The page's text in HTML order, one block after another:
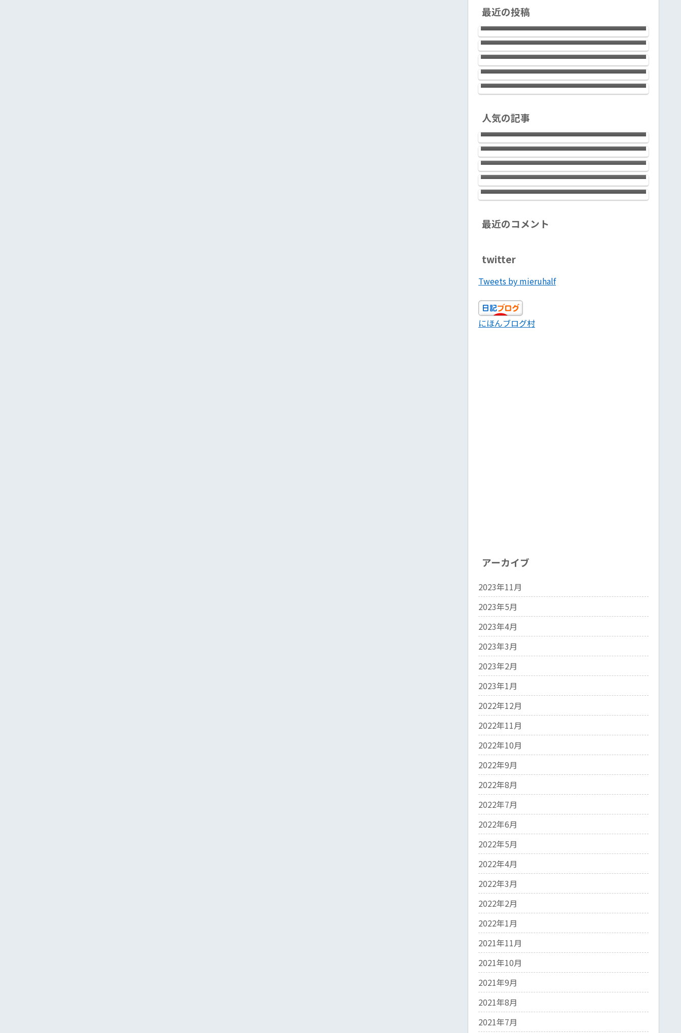
最近の投稿
2023年時点で、アフィリエイトで成
果を出すには過去の成功体験がむし
ろ邪魔くさくなる件
ば浩気鍼灸治療院でOK！60分6,000
円の予約制。
テーラワーダ仏教協会の稲取合宿１
回目の感想など
LAVIE Direct NEXTREME
Carbon（2022年春モデル）は、14ｲ
ﾝﾁの使い勝手の良さとLED IPS液晶
（ノングレア）画面の標準を超えた
見やすさ、滑らかなキータッチとfine
質な極軽モバイルノートです！
【PR】
ＡＩ≒ChatGPTと”夢の超特急新幹
線”は似ている
人気の記事
銀座のサロン エイリッシュガーデ
ン銀座の河原セラピストはお美しく
妖艶でしゃれっ気たっぷり。大満足
のサロンでした！ 心理カウンセラ
ー＋セラピストって凄いんで
す！！ 【PR】
た。健全なタイ古式でちょっぴりメ
ンエスな感じのお店です。会話対応力
バツグン。気分転換に最高ですヨ！
ブログ投稿３か月続けてきた感想
和顔悦色施（わげんえつしきせ）
開き直って別な何かを堂々としてみ
ると、道が開ける
最近のコメント
twitter
Tweets by mieruhalf
にほんブログ村
アーカイブ
2023年11月
2023年5月
2023年4月
2023年3月
2023年2月
2023年1月
2022年12月
2022年11月
2022年10月
2022年9月
2022年8月
2022年7月
2022年6月
2022年5月
2022年4月
2022年3月
2022年2月
2022年1月
2021年11月
2021年10月
2021年9月
2021年8月
2021年7月